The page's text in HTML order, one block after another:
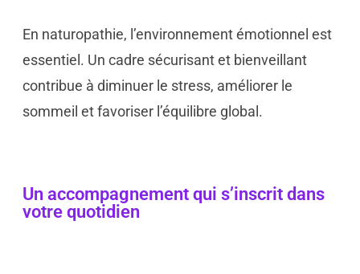
En naturopathie, l’environnement émotionnel est
essentiel. Un cadre sécurisant et bienveillant
contribue à diminuer le stress, améliorer le
sommeil et favoriser l’équilibre global.
Un accompagnement qui s’inscrit dans
votre quotidien